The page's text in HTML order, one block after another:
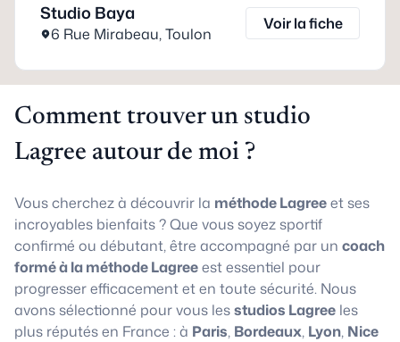
Studio Baya
6 Rue Mirabeau,Toulon
Voir la fiche
Comment trouver un studio
Lagree autour de moi ?
Vous cherchez à découvrir la méthode Lagreeet ses
incroyables bienfaits ? Que vous soyez sportif
confirmé ou débutant, être accompagné par un coach
formé à la méthode Lagreeest essentiel pour
progresser efficacement et en toute sécurité. Nous
avons sélectionné pour vous lesstudios Lagree les
plus réputés en France : à Paris, Bordeaux, Lyon, Nice